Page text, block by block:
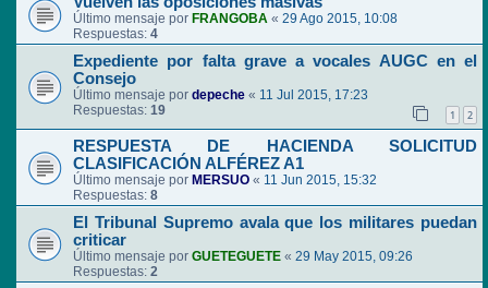
Último mensaje por FRANGOBA « 29 Ago 2015, 10:08
Respuestas: 4
Expediente por falta grave a vocales AUGC en el
Consejo
Último mensaje por depeche « 11 Jul 2015, 17:23
Respuestas: 19 1 2
RESPUESTA DE HACIENDA SOLICITUD
CLASIFICACIÓN ALFÉREZ A1
Último mensaje por MERSUO « 11 Jun 2015, 15:32
Respuestas: 8
El Tribunal Supremo avala que los militares puedan
criticar
Último mensaje por GUETEGUETE « 29 May 2015, 09:26
Respuestas: 2